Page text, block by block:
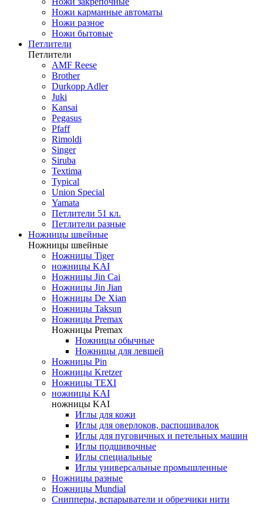
Ножи карманные автоматы
Ножи разное
Ножи бытовые
Петлители
Петлители
AMF Reese
Brother
Durkopp Adler
Juki
Kansai
Pegasus
Pfaff
Rimoldi
Singer
Siruba
Textima
Typical
Union Special
Yamata
Петлители 51 кл.
Петлители разные
Ножницы швейные
Ножницы швейные
Ножницы Tiger
ножницы KAI
Ножницы Jin Cai
Ножницы Jin Jian
Ножницы De Xian
Ножницы Taksun
Ножницы Premax
Ножницы Premax
Ножницы обычные
Ножницы для левшей
Ножницы Pin
Ножницы Kretzer
Ножницы TEXI
ножницы KAI
ножницы KAI
Иглы для кожи
Иглы для оверлоков, распошивалок
Иглы для пуговичных и петельных машин
Иглы подшивочные
Иглы специальные
Иглы универсальные промышленные
Ножницы разные
Ножницы Mundial
Снипперы, вспарыватели и обрезчики нити